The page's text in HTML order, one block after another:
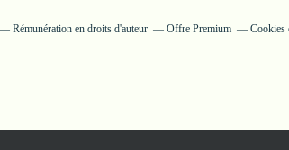
Rémunération en droits d'auteur Offre Premium Cookies